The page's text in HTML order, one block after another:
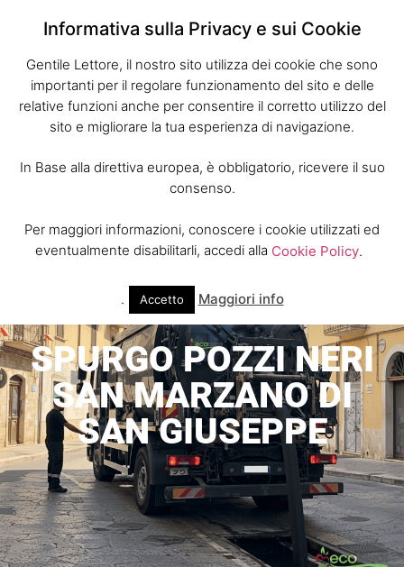
SPURGO POZZI NERI
SAN MARZANO DI
SAN GIUSEPPE
Informativa sulla Privacy e sui Cookie
Gentile Lettore, il nostro sito utilizza dei cookie che sono
importanti per il regolare funzionamento del sito e delle
relative funzioni anche per consentire il corretto utilizzo del
sito e migliorare la tua esperienza di navigazione.
In Base alla direttiva europea, è obbligatorio, ricevere il suo
consenso.
Per maggiori informazioni, conoscere i cookie utilizzati ed
eventualmente disabilitarli, accedi alla Cookie Policy.
. Accetto Maggiori info